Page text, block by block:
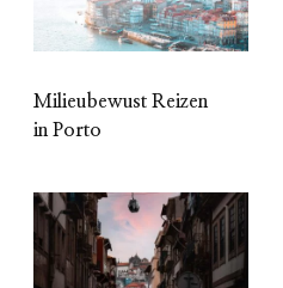
Milieubewust Reizen
in Porto